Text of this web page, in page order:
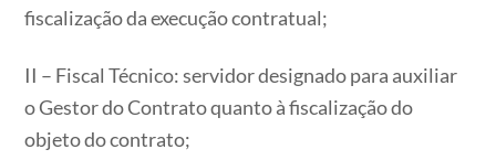
fiscalização da execução contratual;
II – Fiscal Técnico: servidor designado para auxiliar
o Gestor do Contrato quanto à fiscalização do
objeto do contrato;